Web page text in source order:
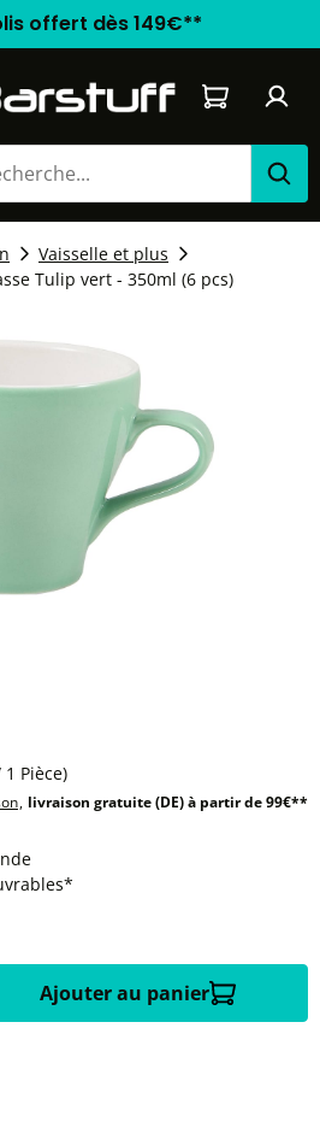
offert dès 149€**
Le panier
Vaisselle et plus
Tulip vert - 350ml (6 pcs)
Pièce)
, livraison gratuite (DE) à partir de 99€**
Ajouter au panier